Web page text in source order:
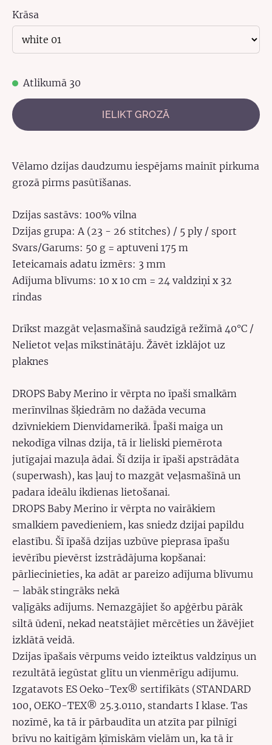
Krāsa
Atlikumā 30
IELIKT GROZĀ
Vēlamo dzijas daudzumu iespējams mainīt pirkuma
grozā pirms pasūtīšanas.
Dzijas sastāvs: 100% vilna
Dzijas grupa: A (23 - 26 stitches) / 5 ply / sport
Svars/Garums: 50 g = aptuveni 175 m
Ieteicamais adatu izmērs: 3 mm
Adījuma blīvums: 10 x 10 cm = 24 valdziņi x 32
rindas
Drīkst mazgāt veļasmašīnā saudzīgā režīmā 40°C /
Nelietot veļas mīkstinātāju. Žāvēt izklājot uz
plaknes
DROPS Baby Merino ir vērpta no īpaši smalkām
merīnvilnas šķiedrām no dažāda vecuma
dzīvniekiem Dienvidamerikā. Īpaši maiga un
nekodīga vilnas dzija, tā ir lieliski piemērota
jutīgajai mazuļa ādai. Šī dzija ir īpaši apstrādāta
(superwash), kas ļauj to mazgāt veļasmašīnā un
padara ideālu ikdienas lietošanai.
DROPS Baby Merino ir vērpta no vairākiem
smalkiem pavedieniem, kas sniedz dzijai papildu
elastību. Šī īpašā dzijas uzbūve pieprasa īpašu
ievērību pievērst izstrādājuma kopšanai:
pārliecinieties, ka adāt ar pareizo adījuma blīvumu
– labāk stingrāks nekā
vaļīgāks adījums. Nemazgājiet šo apģērbu pārāk
siltā ūdenī, nekad neatstājiet mērcēties un žāvējiet
izklātā veidā.
Dzijas īpašais vērpums veido izteiktus valdziņus un
rezultātā iegūstat glītu un vienmērīgu adījumu.
Izgatavots ES Oeko-Tex® sertifikāts (STANDARD
100, OEKO-TEX® 25.3.0110, standarts I klase. Tas
nozīmē, ka tā ir pārbaudīta un atzīta par pilnīgi
brīvu no kaitīgām ķīmiskām vielām un, ka tā ir